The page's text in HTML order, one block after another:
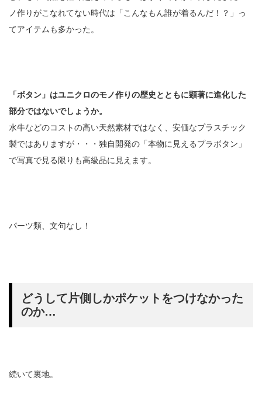
ノ作りがこなれてない時代は「こんなもん誰が着るんだ！？」っ
てアイテムも多かった。
「ボタン」はユニクロのモノ作りの歴史とともに顕著に進化した
部分ではないでしょうか。
水牛などのコストの高い天然素材ではなく、安価なプラスチック
製ではありますが・・・独自開発の「本物に見えるプラボタン」
で写真で見る限りも高級品に見えます。
パーツ類、文句なし！
どうして片側しかポケットをつけなかった
のか…
続いて裏地。